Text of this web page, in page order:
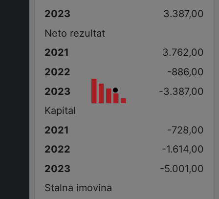
3.387,00
Neto rezultat
3.762,00
-886,00
-3.387,00
Kapital
-728,00
-1.614,00
-5.001,00
Stalna imovina